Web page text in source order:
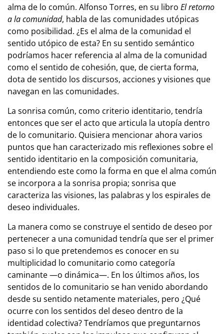
alma de lo común. Alfonso Torres, en su libro El retorno
a la comunidad, habla de las comunidades utópicas
como posibilidad. ¿Es el alma de la comunidad el
sentido utópico de esta? En su sentido semántico
podríamos hacer referencia al alma de la comunidad
como el sentido de cohesión, que, de cierta forma,
dota de sentido los discursos, acciones y visiones que
navegan en las comunidades.
La sonrisa común, como criterio identitario, tendría
entonces que ser el acto que articula la utopía dentro
de lo comunitario. Quisiera mencionar ahora varios
puntos que han caracterizado mis reflexiones sobre el
sentido identitario en la composición comunitaria,
entendiendo este como la forma en que el alma común
se incorpora a la sonrisa propia; sonrisa que
caracteriza las visiones, las palabras y los espirales de
deseo individuales.
La manera como se construye el sentido de deseo por
pertenecer a una comunidad tendría que ser el primer
paso si lo que pretendemos es conocer en su
multiplicidad lo comunitario como categoría
caminante —o dinámica—. En los últimos años, los
sentidos de lo comunitario se han venido abordando
desde su sentido netamente materiales, pero ¿Qué
ocurre con los sentidos del deseo dentro de la
identidad colectiva? Tendríamos que preguntarnos